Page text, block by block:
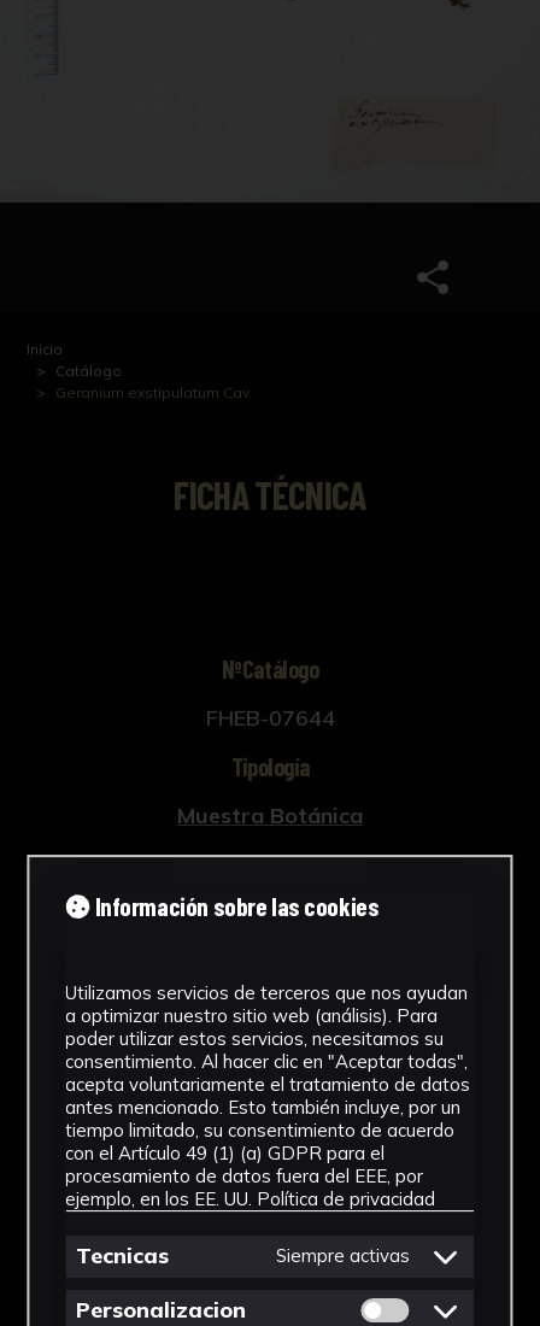
Inicio
Catálogo
Geranium exstipulatum Cav.
FICHA TÉCNICA
NºCatálogo
FHEB-07644
Tipología
Muestra Botánica
Cronología
SF
Fondo Herbario
Género
Geranium
Familia
Geraniaceae
Información sobre las cookies
Utilizamos servicios de terceros que nos ayudan
a optimizar nuestro sitio web (análisis). Para
poder utilizar estos servicios, necesitamos su
consentimiento. Al hacer clic en "Aceptar todas",
acepta voluntariamente el tratamiento de datos
antes mencionado. Esto también incluye, por un
tiempo limitado, su consentimiento de acuerdo
con el Artículo 49 (1) (a) GDPR para el
procesamiento de datos fuera del EEE, por
ejemplo, en los EE. UU. Política de privacidad
Tecnicas Siempre activas
Personalizacion Permitir cookies